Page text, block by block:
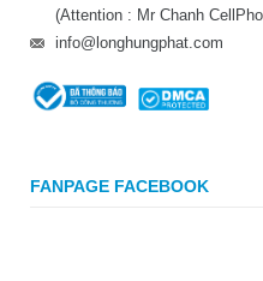
(Attention : Mr Chanh
info@longhungphat.com
FANPAGE FACEBOOK